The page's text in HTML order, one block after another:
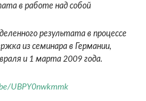
в работе над собой
результата в процессе
из семинара в Германии,
и 1 марта 2009 года.
UBPY0nwkmmk